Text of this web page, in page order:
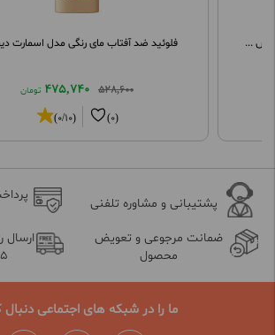
فلوئید ضد آفتاب مای رنگی مدل اسمارت
528,600
475,740 تومان
(0)
(0/10)
...
پشتیبانی و مشاوره تلفنی
ضمانت مرجوعی و تعویض
محصول
ارسال
1.5
ما را در شبکه های اجتماعی دنبال